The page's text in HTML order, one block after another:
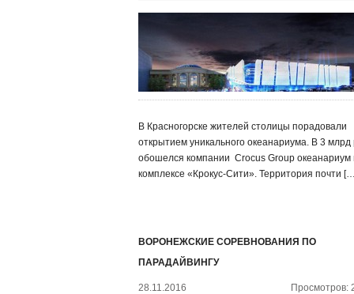
В Красногорске жителей столицы порадовали
открытием уникального океанариума. В 3 млрд
обошелся компании ‍ Crocus Group океанариум
комплексе «Крокус-Сити». Территория почти
ВОРОНЕЖСКИЕ СОРЕВНОВАНИЯ ПО
ПАРАДАЙВИНГУ
28.11.2016 Просмотров: